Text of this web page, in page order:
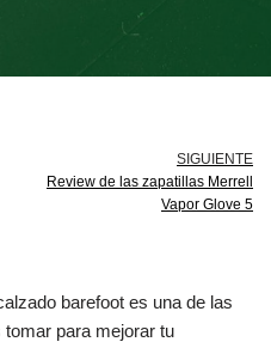
SIGUIENTE
Review de las zapatillas Merrell
Vapor Glove 5
barefoot es una de las
para mejorar tu